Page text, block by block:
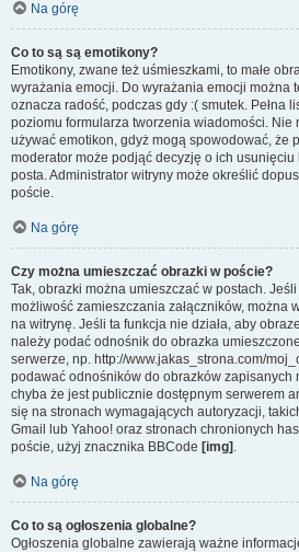
Na górę
Co to są są emotikony?
Emotikony, zwane też uśmieszkami, to małe
wyrażania emocji. Do wyrażania emocji można
oznacza radość, podczas gdy :( smutek. Pełna
poziomu formularza tworzenia wiadomości. Nie
używać emotikon, gdyż mogą spowodować, że
moderator może podjąć decyzję o ich usunięciu
posta. Administrator witryny może określić
poście.
Na górę
Czy można umieszczać obrazki w poście?
Tak, obrazki można umieszczać w postach. Jeśli
możliwość zamieszczania załączników, można
na witrynę. Jeśli ta funkcja nie działa, aby
należy podać odnośnik do obrazka
serwerze, np. http://www.jakas_strona.com/
podawać odnośników do obrazków zapisanych
chyba że jest publicznie dostępnym serwerem
się na stronach wymagających autoryzacji,
Gmail lub Yahoo! oraz stronach chronionych
poście, użyj znacznika BBCode [img] .
Na górę
Co to są ogłoszenia globalne?
Ogłoszenia globalne zawierają ważne